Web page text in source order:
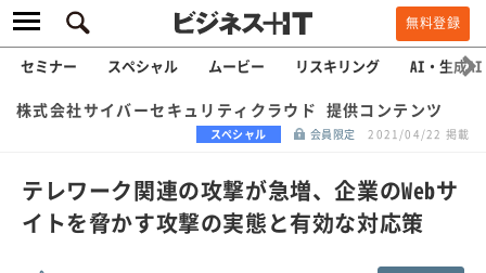
無料登録
セミナー スペシャル ムービー リスキリング AI・生成AI
株式会社サイバーセキュリティクラウド 提供コンテンツ
スペシャル 会員限定 2021/04/22 掲載
テレワーク関連の攻撃が急増、企業のWebサ
イトを脅かす攻撃の実態と有効な対応策